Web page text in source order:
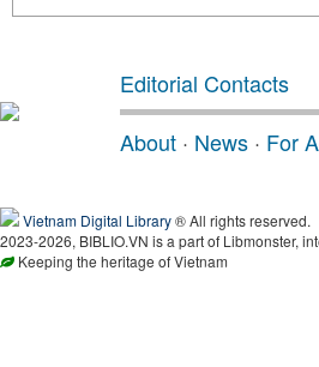
Editorial Contacts
About · News · For
Vietnam Digital Library® All rights reserved.
2023-2026, BIBLIO.VN is a part of Libmonster,
Keeping the heritage of Vietnam